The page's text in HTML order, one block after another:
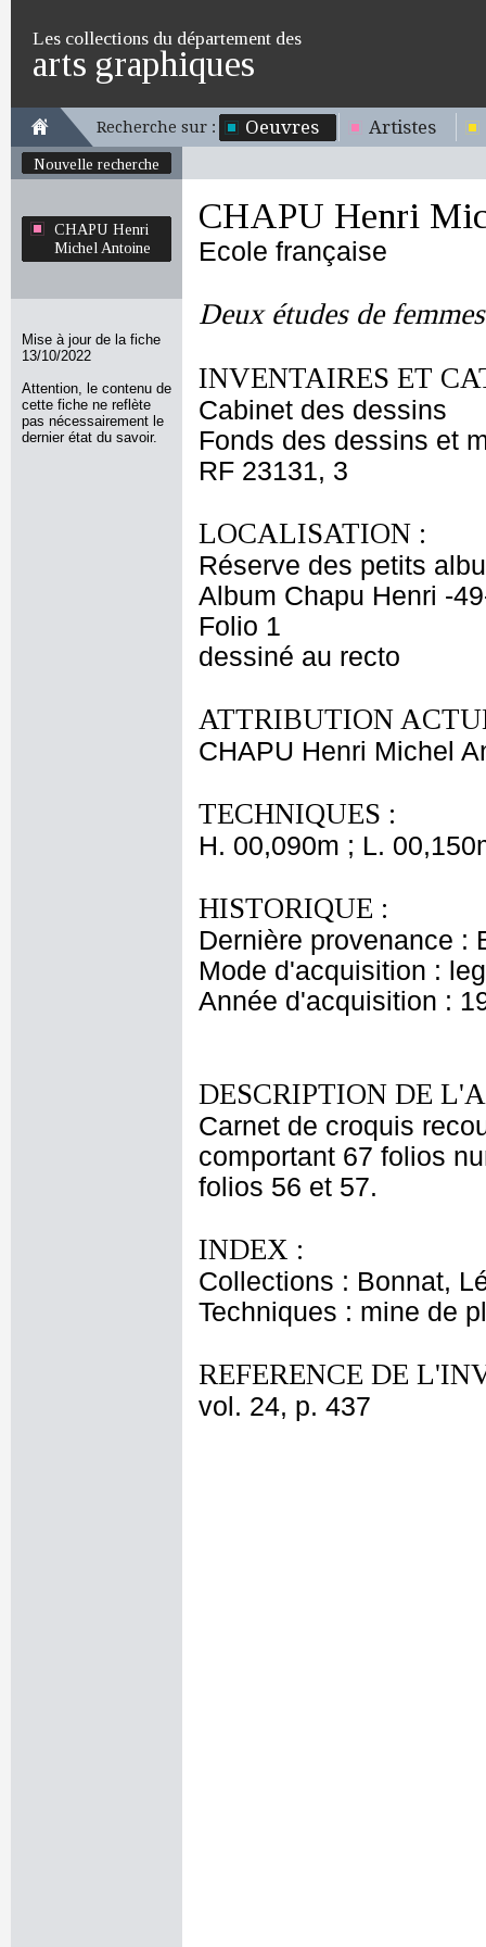
Les collections du département des
arts graphiques
Recherche sur : Oeuvres Artistes
Nouvelle recherche
CHAPU Henri
Michel Antoine
Mise à jour de la fiche
13/10/2022
Attention, le contenu de
cette fiche ne reflète
pas nécessairement le
dernier état du savoir.
CHAPU Henri
Ecole française
Deux études de
INVENTAIRES ET
Cabinet des dessins
Fonds des dessins et
RF 23131, 3
LOCALISATION :
Réserve des petits
Album Chapu Henri -
Folio 1
dessiné au recto
ATTRIBUTION
CHAPU Henri Michel
TECHNIQUES :
H. 00,090m ; L.
HISTORIQUE :
Dernière provenance :
Mode d'acquisition :
Année d'acquisition :
DESCRIPTION DE
Carnet de croquis
comportant 67 folios
folios 56 et 57.
INDEX :
Collections : Bonnat,
Techniques : mine de
REFERENCE DE
vol. 24, p. 437